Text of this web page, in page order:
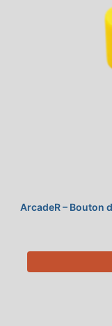
ArcadeR – Bouton